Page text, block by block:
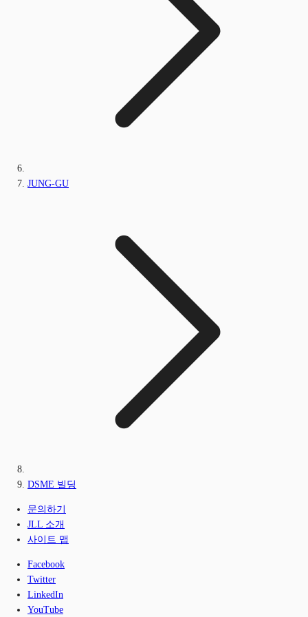
JUNG-GU
DSME 빌딩
문의하기
JLL 소개
사이트 맵
Facebook
Twitter
LinkedIn
YouTube